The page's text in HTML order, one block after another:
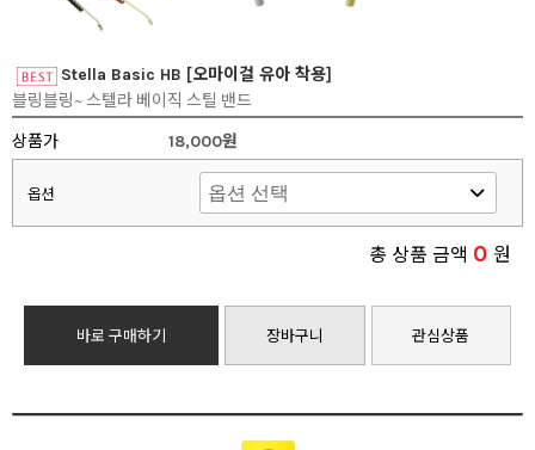
Stella Basic HB [오마이걸 유아 착용]
블링블링~ 스텔라 베이직 스틸 밴드
상품가
18,000원
옵션
총 상품 금액 0 원
바로 구매하기 장바구니 관심상품